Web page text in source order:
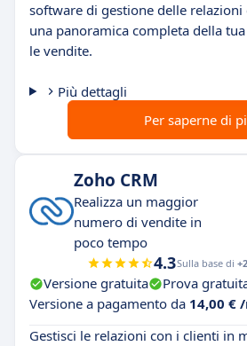
software di gestione delle
una panoramica completa della
le vendite.
Più dettagli
Per saperne di
Zoho CRM
Realizza un maggior
numero di vendite in
poco tempo
4.3Sulla base di
Versione gratuita Prova
Versione a pagamento da 14,00 €
Gestisci le relazioni con i clienti in